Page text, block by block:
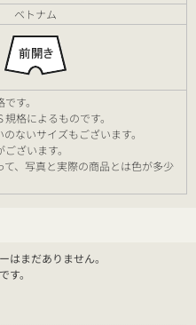
ベトナム
す。
格によるものです。
ないサイズもございます。
ざいます。
て、写真と実際の商品とは色が多少
はまだありません。
す。